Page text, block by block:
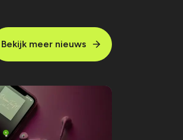
Bekijk meer nieuws